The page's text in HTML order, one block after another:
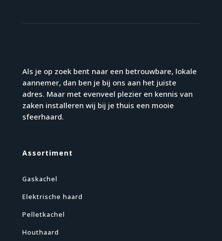
Als je op zoek bent naar een betrouwbare, lokale
aannemer, dan ben je bij ons aan het juiste
adres. Maar met evenveel plezier en kennis van
zaken installeren wij bij je thuis een mooie
sfeerhaard.
Assortiment
Gaskachel
Elektrische haard
Pelletkachel
Houthaard